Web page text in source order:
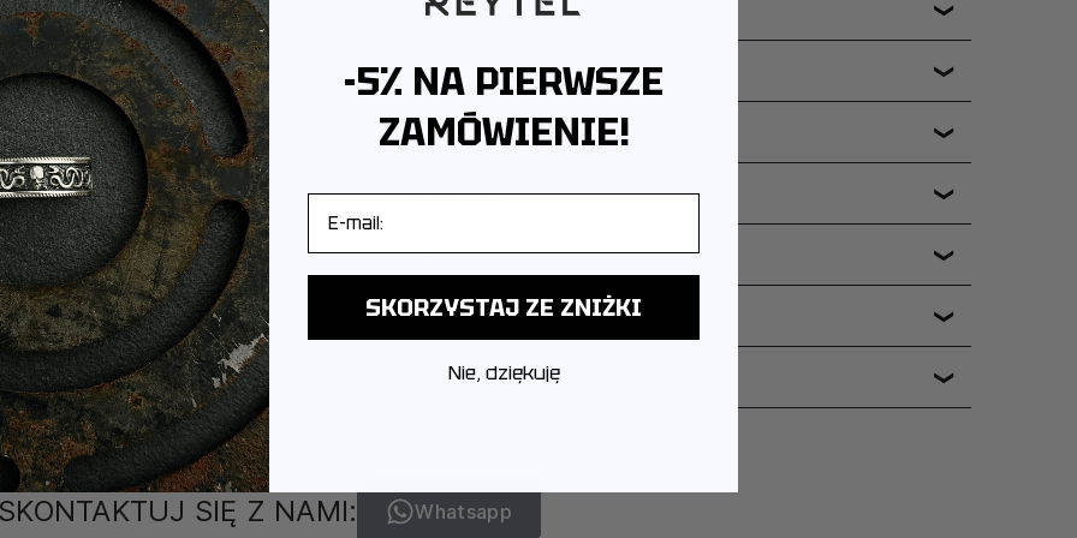
Z JAKIEGO METALU WYKONANA JEST BIŻUTERIA? ❯
JAK PAKUJEMY PRODUKTY? ❯
CZY PRODUKTY OBJĘTE SĄ GWARANCJĄ? ❯
CZY MOGĘ ZWRÓCIĆ LUB WYMIENIĆ PRODUKT? ❯
JAK WYGLĄDA DOSTAWA I ILE TRWA? ❯
MARKA I GDZIE PRODUKOWANA JEST BIŻUTERIA? ❯
DBAĆ O BIŻUTERIĘ, ABY ZACHOWAŁA SWÓJ BLASK? ❯
SIĘ Z NAMI: Whatsapp
-5% NA PIERWSZE
ZAMÓWIENIE!
SKORZYSTAJ ZE ZNIŻKI
Nie, dziękuję